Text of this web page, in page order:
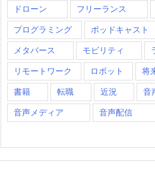
ドローン フリーランス
プログラミング ポッドキャスト
メタバース モビリティ
リモートワーク ロボット 将
書籍 転職 近況 音
音声メディア 音声配信